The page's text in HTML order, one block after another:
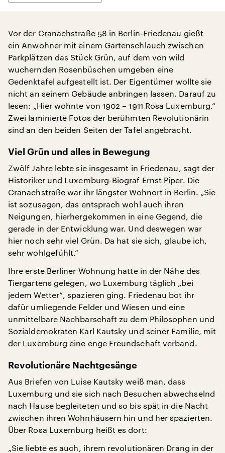
Vor der Cranachstraße 58 in Berlin-Friedenau gießt
ein Anwohner mit einem Gartenschlauch zwischen
Parkplätzen das Stück Grün, auf dem von wild
wuchernden Rosenbüschen umgeben eine
Gedenktafel aufgestellt ist. Der Eigentümer wollte sie
nicht an seinem Gebäude anbringen lassen. Darauf zu
lesen: „Hier wohnte von 1902 – 1911 Rosa Luxemburg.“
Zwei laminierte Fotos der berühmten Revolutionärin
sind an den beiden Seiten der Tafel angebracht.
Viel Grün und alles in Bewegung
Zwölf Jahre lebte sie insgesamt in Friedenau, sagt der
Historiker und Luxemburg-Biograf Ernst Piper. Die
Cranachstraße war ihr längster Wohnort in Berlin. „Sie
ist sozusagen, das entsprach wohl auch ihren
Neigungen, hierhergekommen in eine Gegend, die
gerade in der Entwicklung war. Und deswegen war
hier noch sehr viel Grün. Da hat sie sich, glaube ich,
sehr wohlgefühlt.“
Ihre erste Berliner Wohnung hatte in der Nähe des
Tiergartens gelegen, wo Luxemburg täglich „bei
jedem Wetter“, spazieren ging. Friedenau bot ihr
dafür umliegende Felder und Wiesen und eine
unmittelbare Nachbarschaft zu dem Philosophen und
Sozialdemokraten Karl Kautsky und seiner Familie, mit
der Luxemburg eine enge Freundschaft verband.
Revolutionäre Nachtgesänge
Aus Briefen von Luise Kautsky weiß man, dass
Luxemburg und sie sich nach Besuchen abwechselnd
nach Hause begleiteten und so bis spät in die Nacht
zwischen ihren Wohnhäusern hin und her spazierten.
Über Rosa Luxemburg heißt es dort:
„Sie liebte es auch, ihrem revolutionären Drang in der